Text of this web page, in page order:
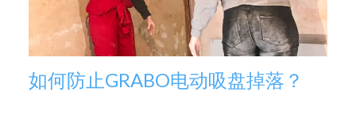
如何防止GRABO电动吸盘掉落？